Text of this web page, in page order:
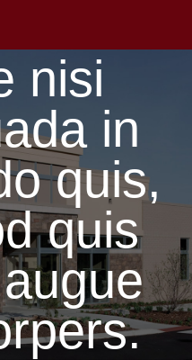
nisi
in
quis,
quis